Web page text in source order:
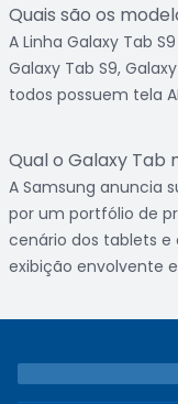
Quais são os
A Linha Galaxy Tab
Galaxy Tab S9,
todos possuem tela
Qual o Galaxy Tab
A Samsung anuncia
por um portfólio de
cenário dos tablets e
exibição envolvente